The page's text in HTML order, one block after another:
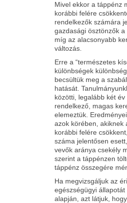
Mivel ekkor a táppénz
korábbi felére
rendelkezők számára
gazdasági ösztönzők a
míg az alacsonyabb
változás.
Erre a “természetes
különbségek
becsültük meg a
hatását.
közötti, legalább két
rendelkező, magas
elemeztük.
azok körében, akiknek
korábbi felére
száma jelentősen
vevők aránya csekély
szerint a táppénzen
táppénz összegére
Ha megvizsgáljuk az
egészségügyi
alapján, azt látjuk,